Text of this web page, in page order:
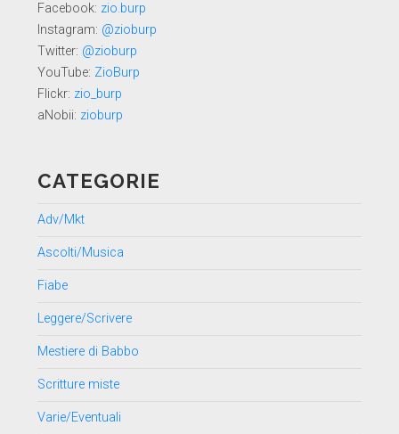
Facebook: zio.burp
Instagram: @zioburp
Twitter: @zioburp
YouTube: ZioBurp
Flickr: zio_burp
aNobii: zioburp
CATEGORIE
Adv/Mkt
Ascolti/Musica
Fiabe
Leggere/Scrivere
Mestiere di Babbo
Scritture miste
Varie/Eventuali